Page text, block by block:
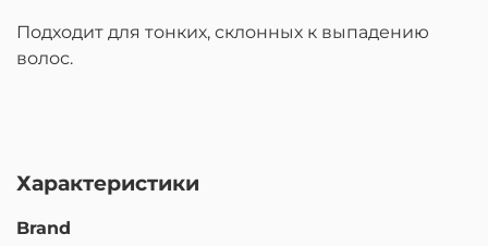
Подходит для тонких, склонных к выпадению
волос.
Характеристики
Brand